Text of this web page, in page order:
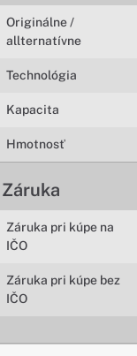
Originálne /
allternatívne
Technológia
Kapacita
Hmotnosť
Záruka
Záruka pri kúpe na
IČO
Záruka pri kúpe bez
IČO